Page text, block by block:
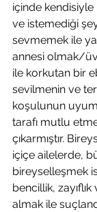
içinde
ve istemediği
sevmemek ile ya
annesi olmak/
ile korkutan bir
sevilmenin ve
koşulunun
tarafı mutlu
çıkarmıştır.
içiçe ailelerde,
bireyselleşmek
bencillik,
almak ile